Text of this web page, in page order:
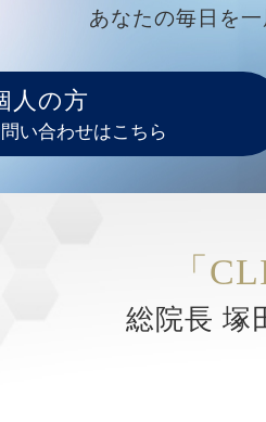
あなたの毎日を
人の方
い合わせはこちら
「
総院長 塚